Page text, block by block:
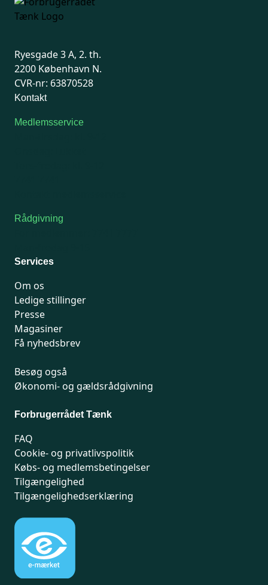
Ryesgade 3 A, 2. th.
2200 København N.
CVR-nr: 63870528
Kontakt
Medlemsservice
Rådgivning
Services
Om os
Ledige stillinger
Presse
Magasiner
Få nyhedsbrev
Besøg også
Økonomi- og gældsrådgivning
Forbrugerrådet Tænk
FAQ
Cookie- og privatlivspolitik
Købs- og medlemsbetingelser
Tilgængelighed
Tilgængelighedserklæring